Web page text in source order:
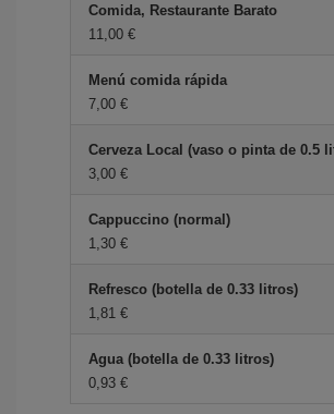
Comida, Restaurante Barato
11,00 €
Menú comida rápida
7,00 €
Cerveza Local (vaso o pinta de 0.5
3,00 €
Cappuccino (normal)
1,30 €
Refresco (botella de 0.33 litros)
1,81 €
Agua (botella de 0.33 litros)
0,93 €